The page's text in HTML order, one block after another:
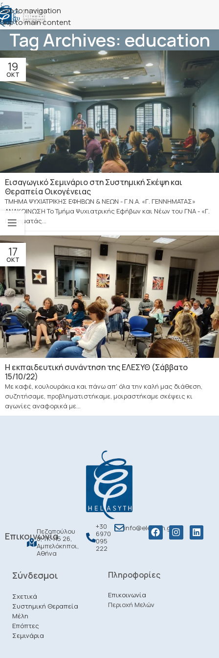
Skip to navigation
Skip to main content
Tag Archives: education
19
ΟΚΤ
Εισαγωγικό Σεμινάριο στη Συστημική Σκέψη και
Θεραπεία Οικογένειας
ΤΜΗΜΑ ΨΥΧΙΑΤΡΙΚΗΣ ΕΦΗΒΩΝ & ΝΕΩΝ - Γ.Ν.Α. «Γ. ΓΕΝΝΗΜΑΤΑΣ»
ΑΝΑΚΟΙΝΩΣΗ Το Τμήμα Ψυχιατρικής Εφήβων και Νέων του ΓΝΑ - «Γ.
Γεννηματάς...
17
ΟΚΤ
H εκπαιδευτική συνάντηση της ΕΛΕΣΥΘ (Σάββατο
15/10/22)
Με καφέ, κουλουράκια και πάνω απ' όλα την καλή μας διάθεση,
συζητήσαμε, προβληματιστήκαμε, μοιραστήκαμε σκέψεις κι
αγωνίες αναφορικά με...
Επικοινωνία
Πεζοπούλου
8, ΤΚ 115 26,
Αμπελόκηποι,
Αθήνα
+30
6970
095
222
info@elesyth.gr
Σύνδεσμοι
Σχετικά
Συστημική Θεραπεία
Μέλη
Επόπτες
Σεμινάρια
Πληροφορίες
Επικοινωνία
Περιοχή Μελών